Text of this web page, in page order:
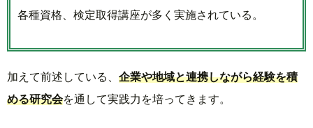
各種資格、検定取得講座が多く実施されている。
加えて前述している、 企業や地域と連携しながら経験を積
める研究会を通して実践力を培ってきます。